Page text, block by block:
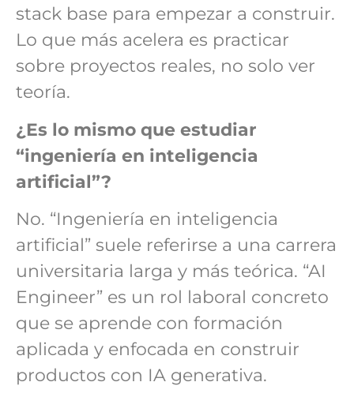
stack base para empezar a construir.
Lo que más acelera es practicar
sobre proyectos reales, no solo ver
teoría.
¿Es lo mismo que estudiar
“ingeniería en inteligencia
artificial”?
No. “Ingeniería en inteligencia
artificial” suele referirse a una carrera
universitaria larga y más teórica. “AI
Engineer” es un rol laboral concreto
que se aprende con formación
aplicada y enfocada en construir
productos con IA generativa.